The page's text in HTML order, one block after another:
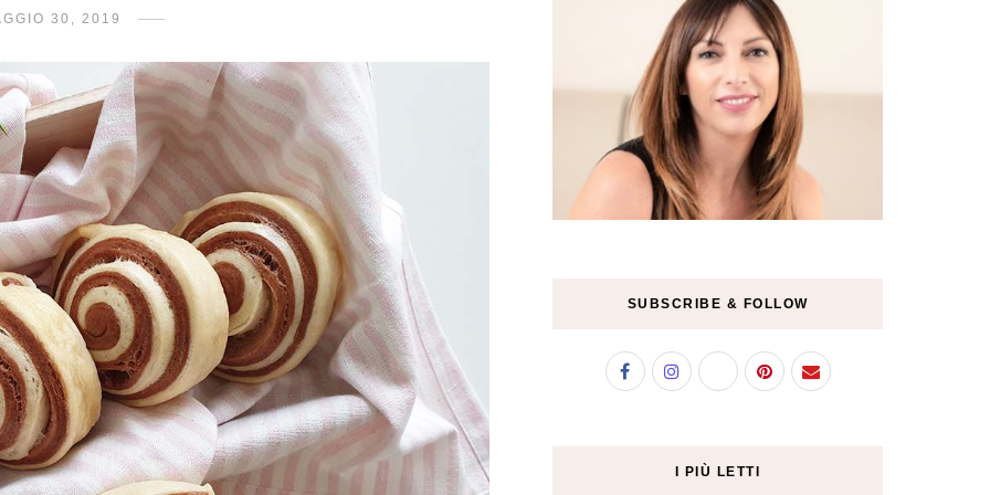
30, 2019
SUBSCRIBE & FOLLOW
I PIÙ LETTI